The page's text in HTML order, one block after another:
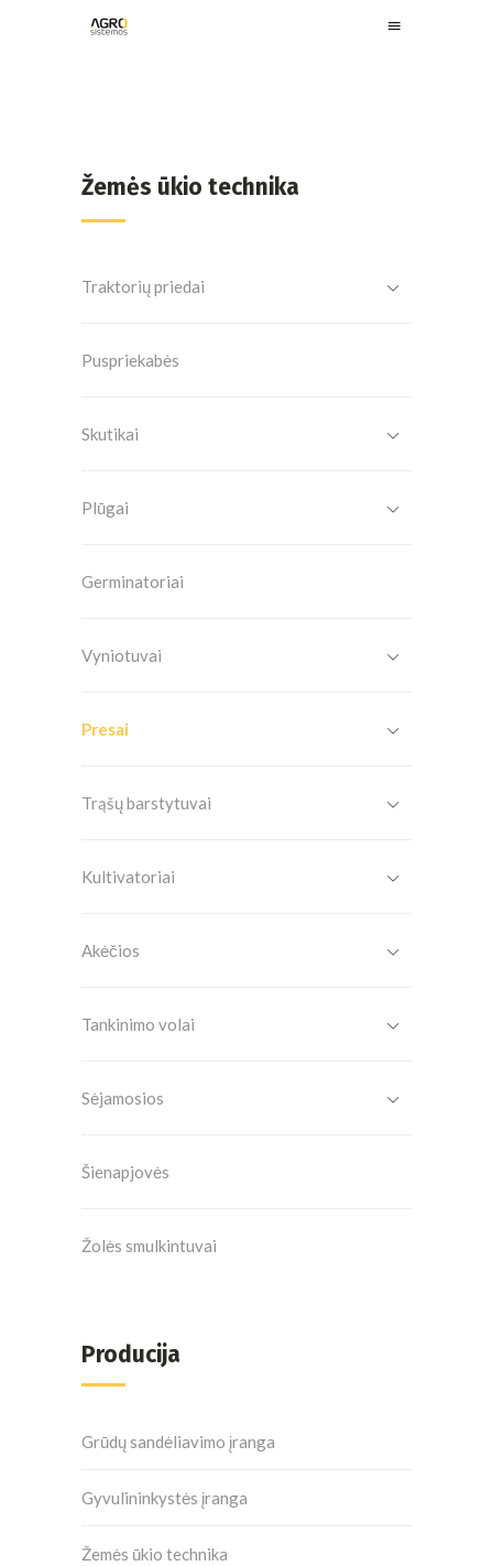
Žemės ūkio technika
Traktorių priedai
Puspriekabės
Skutikai
Plūgai
Germinatoriai
Vyniotuvai
Presai
Trąšų barstytuvai
Kultivatoriai
Akėčios
Tankinimo volai
Sėjamosios
Šienapjovės
Žolės smulkintuvai
Producija
Grūdų sandėliavimo įranga
Gyvulininkystės įranga
Žemės ūkio technika